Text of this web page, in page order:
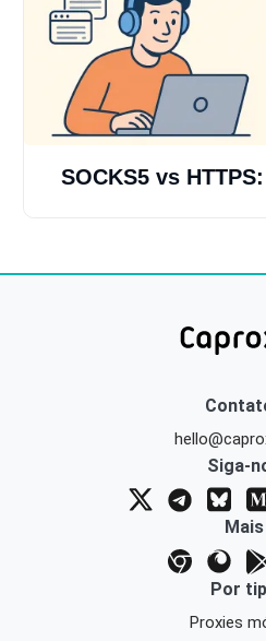
SOCKS5 vs
Siga-
Mais
Por
Proxies